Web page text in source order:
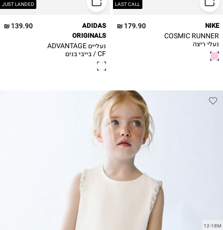
LAST CALL
179.90 ₪ NIKE
COSMIC RUNNER
נעלי ריצה
JUST LANDED 25.5
26.5
139.90 ₪
ADIDAS
ORIGINALS
נעליים ADVANTAGE
CF / בייבי בנים
12-18M